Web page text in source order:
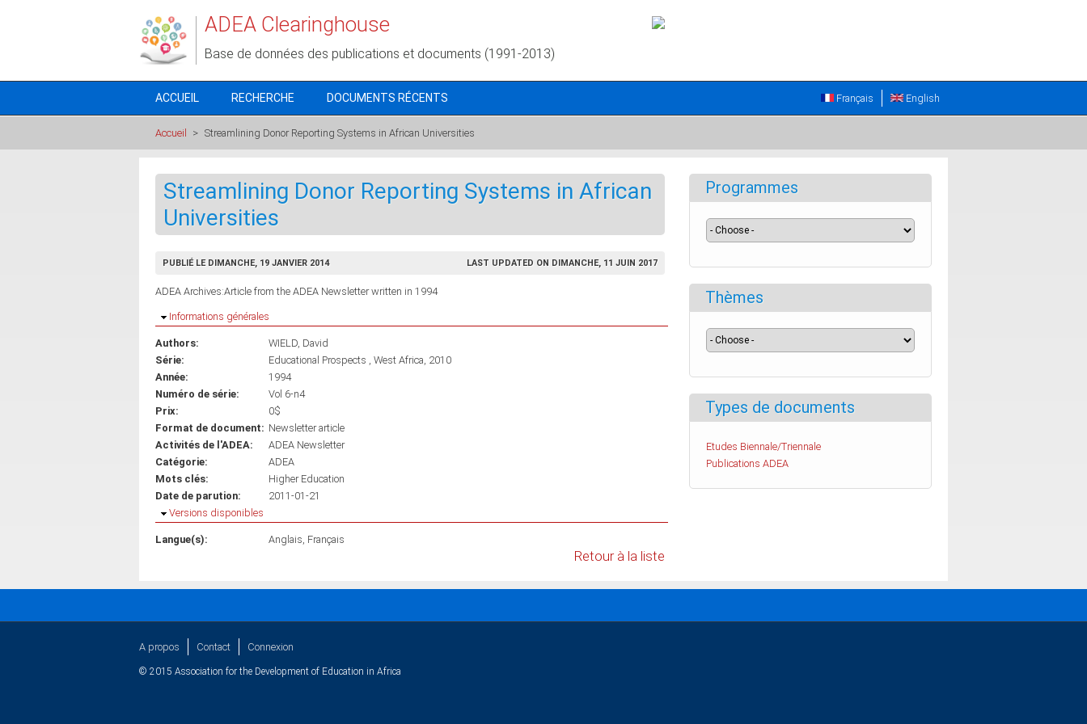
ADEA Clearinghouse
Base de données des publications et documents (1991-2013)
ACCUEIL RECHERCHE DOCUMENTS RÉCENTS English
Français
Accueil > Streamlining Donor Reporting Systems in African Universities
Streamlining Donor Reporting Systems in African
Universities
PUBLIÉ LE DIMANCHE, 19 JANVIER 2014 LAST UPDATED ON DIMANCHE, 11 JUIN 2017
ADEA Archives:Article from the ADEA Newsletter written in 1994
Masquer
Informations générales
Authors:
WIELD, David
Série:
Educational Prospects , West Africa, 2010
Année:
1994
Numéro de série:
Vol 6-n4
Prix:
0$
Format de document: Newsletter article
Activités de l'ADEA:
ADEA Newsletter
Catégorie:
ADEA
Mots clés:
Higher Education
Date de parution:
2011-01-21
Masquer
Versions disponibles
Langue(s): Anglais Français
Retour à la liste
Programmes
Thèmes
Types de documents
Etudes Biennale/Triennale
Publications ADEA
A propos Contact Connexion
© 2015 Association for the Development of Education in Africa